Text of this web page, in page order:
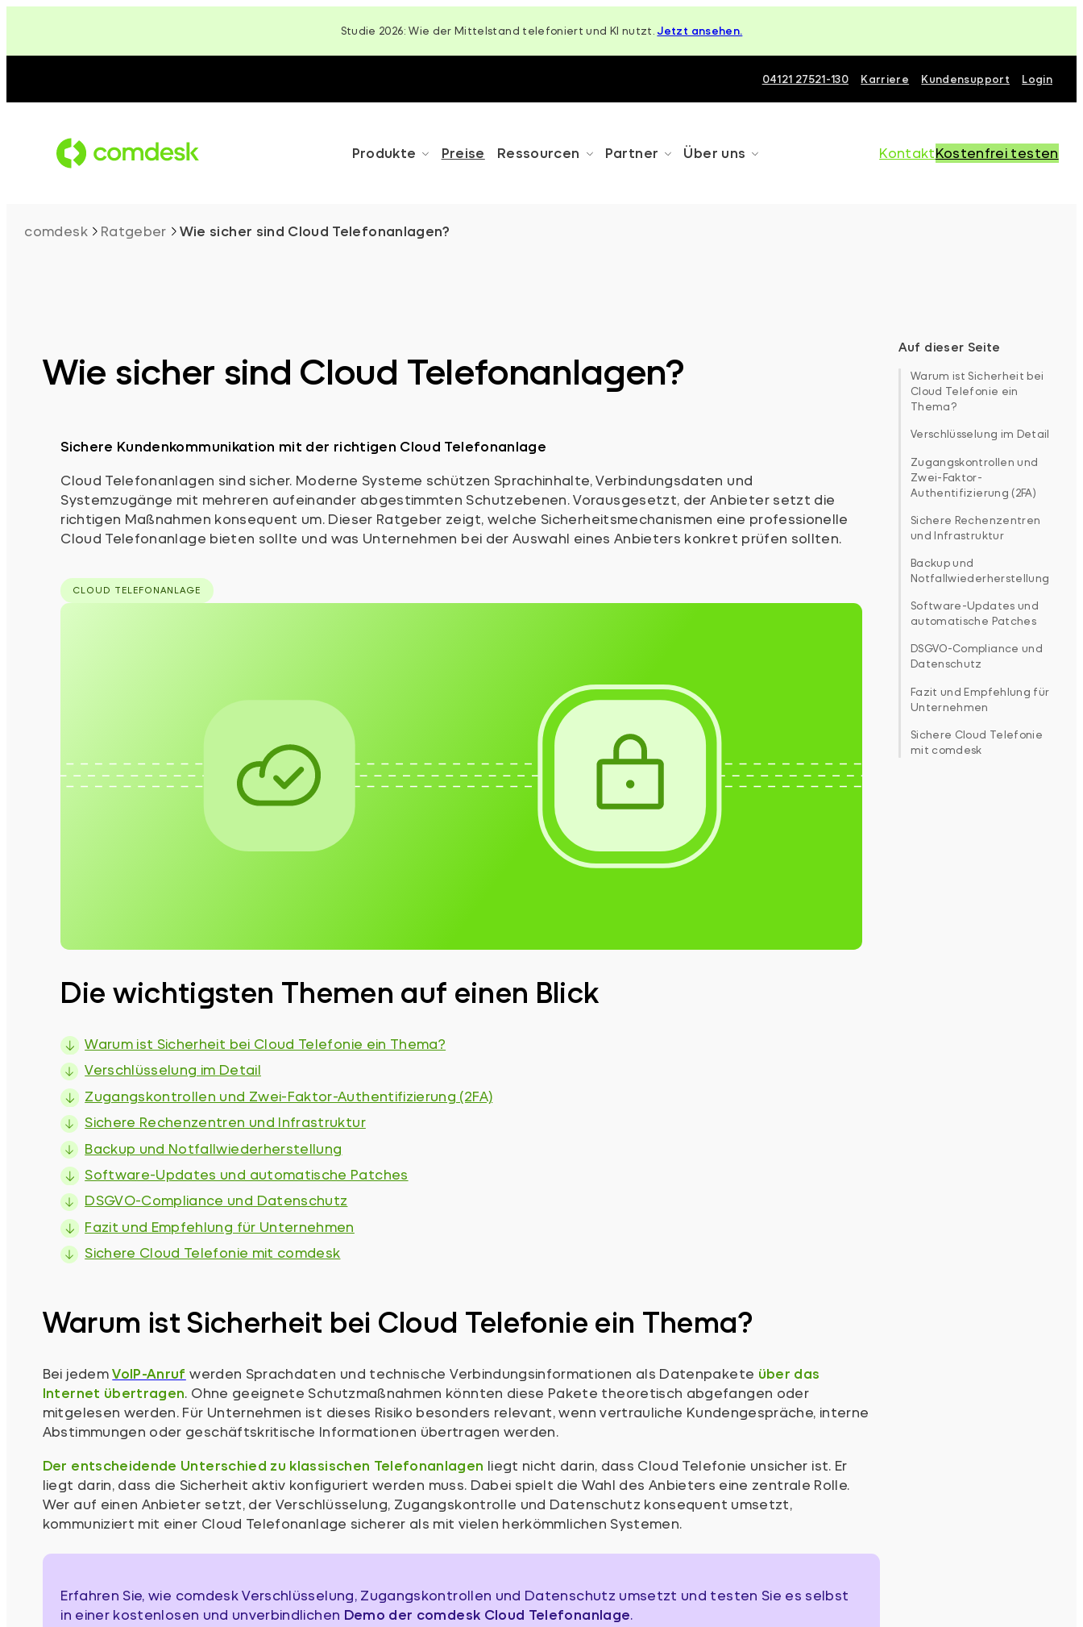
springen
Studie 2026: Wie der Mittelstand telefoniert und KI nutzt. Jetzt ansehen.
04121 27521-130 Karriere Kundensupport Login
Produkte Preise Ressourcen Partner Über uns KontaktKostenfrei testen
comdesk Ratgeber Wie sicher sind Cloud Telefonanlagen?
Wie sicher sind Cloud Telefonanlagen?
Sichere Kundenkommunikation mit der richtigen Cloud Telefonanlage
Cloud Telefonanlagen sind sicher. Moderne Systeme schützen Sprachinhalte, Verbindungsdaten und
Systemzugänge mit mehreren aufeinander abgestimmten Schutzebenen. Vorausgesetzt, der Anbieter setzt die
richtigen Maßnahmen konsequent um. Dieser Ratgeber zeigt, welche Sicherheitsmechanismen eine professionelle
Cloud Telefonanlage bieten sollte und was Unternehmen bei der Auswahl eines Anbieters konkret prüfen sollten.
CLOUD TELEFONANLAGE
Die wichtigsten Themen auf einen Blick
Warum ist Sicherheit bei Cloud Telefonie ein Thema?
Verschlüsselung im Detail
Zugangskontrollen und Zwei-Faktor-Authentifizierung (2FA)
Sichere Rechenzentren und Infrastruktur
Backup und Notfallwiederherstellung
Software-Updates und automatische Patches
DSGVO-Compliance und Datenschutz
Fazit und Empfehlung für Unternehmen
Sichere Cloud Telefonie mit comdesk
Warum ist Sicherheit bei Cloud Telefonie ein Thema?
Bei jedemVoIP-Anruf werden Sprachdaten und technische Verbindungsinformationen als Datenpakete über das
Internet übertragen. Ohne geeignete Schutzmaßnahmen könnten diese Pakete theoretisch abgefangen oder
mitgelesen werden. Für Unternehmen ist dieses Risiko besonders relevant, wenn vertrauliche Kundengespräche, interne
Abstimmungen oder geschäftskritische Informationen übertragen werden.
Der entscheidende Unterschied zu klassischen Telefonanlagen liegt nicht darin, dass Cloud Telefonie unsicher ist. Er
liegt darin, dass die Sicherheit aktiv konfiguriert werden muss. Dabei spielt die Wahl des Anbieters eine zentrale Rolle.
Wer auf einen Anbieter setzt, der Verschlüsselung, Zugangskontrolle und Datenschutz konsequent umsetzt,
kommuniziert mit einer Cloud Telefonanlage sicherer als mit vielen herkömmlichen Systemen.
Erfahren Sie, wie comdesk Verschlüsselung, Zugangskontrollen und Datenschutz umsetzt und testen Sie es selbst
in einer kostenlosen und unverbindlichen Demo der comdesk Cloud Telefonanlage.
Auf dieser Seite
Warum ist Sicherheit bei
Cloud Telefonie ein
Thema?
Verschlüsselung im Detail
Zugangskontrollen und
Zwei-Faktor-
Authentifizierung (2FA)
Sichere Rechenzentren
und Infrastruktur
Backup und
Notfallwiederherstellung
Software-Updates und
automatische Patches
DSGVO-Compliance und
Datenschutz
Fazit und Empfehlung für
Unternehmen
Sichere Cloud Telefonie
mit comdesk